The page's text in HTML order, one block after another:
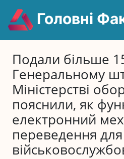
Головні
Подали більше
Генеральному
Міністерстві
пояснили, як
електронний
переведення для